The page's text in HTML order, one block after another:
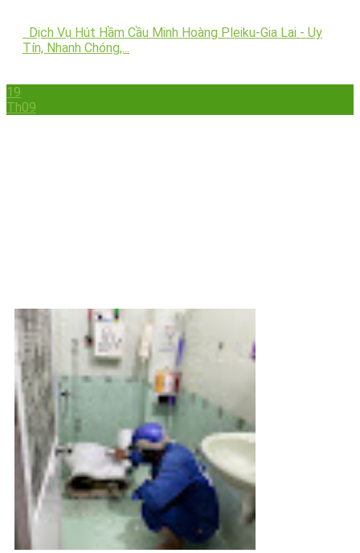
Dịch Vụ Hút Hầm Cầu Minh Hoàng Pleiku-Gia Lai - Uy
Tín, Nhanh Chóng,...
19
Th09